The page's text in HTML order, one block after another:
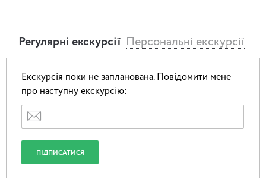
Регулярні екскурсії Персональні екскурсії
Екскурсія поки не запланована.
Повідомити мене
про наступну екскурсію: